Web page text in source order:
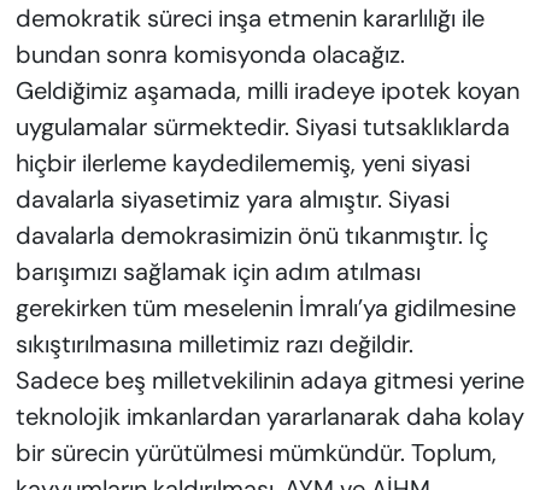
demokratik süreci inşa etmenin kararlılığı ile
bundan sonra komisyonda olacağız.
Geldiğimiz aşamada, milli iradeye ipotek koyan
uygulamalar sürmektedir. Siyasi tutsaklıklarda
hiçbir ilerleme kaydedilememiş, yeni siyasi
davalarla siyasetimiz yara almıştır. Siyasi
davalarla demokrasimizin önü tıkanmıştır. İç
barışımızı sağlamak için adım atılması
gerekirken tüm meselenin İmralı’ya gidilmesine
sıkıştırılmasına milletimiz razı değildir.
Sadece beş milletvekilinin adaya gitmesi yerine
teknolojik imkanlardan yararlanarak daha kolay
bir sürecin yürütülmesi mümkündür. Toplum,